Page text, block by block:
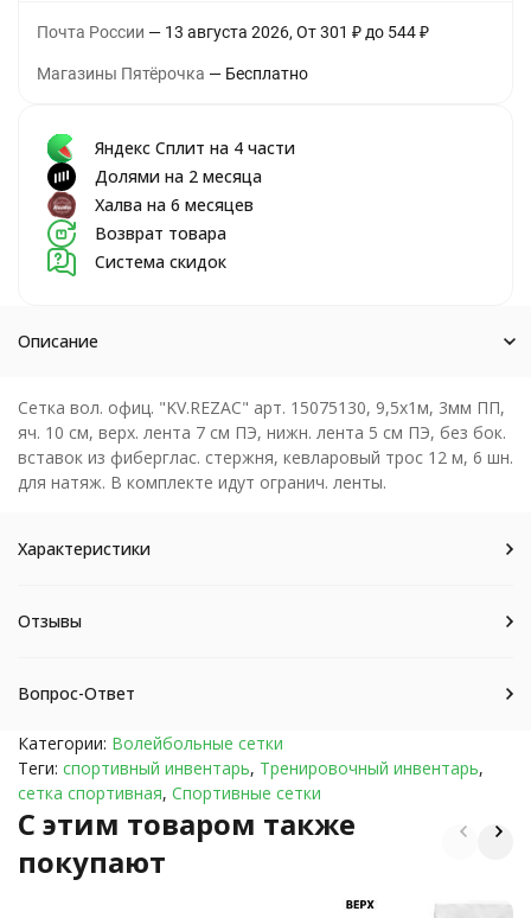
Почта России 13 августа 2026 От 301 ₽ до 544₽
Магазины Пятёрочка Бесплатно
Яндекс Сплит на 4 части
Долями на 2 месяца
Халва на 6 месяцев
Возврат товара
Система скидок
Описание
Сетка вол. офиц. "KV.REZAC" арт. 15075130, 9,5х1м, 3мм ПП,
яч. 10 см, верх. лента 7 см ПЭ, нижн. лента 5 см ПЭ, без бок.
вставок из фиберглас. стержня, кевларовый трос 12 м, 6 шн.
для натяж. В комплекте идут огранич. ленты.
Характеристики
Отзывы
Вопрос-Ответ
Категории: Волейбольные сетки
Теги: спортивный инвентарь, Тренировочный инвентарь,
сетка спортивная, Спортивные сетки
C этим товаром также
покупают